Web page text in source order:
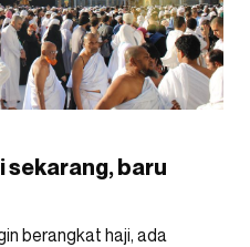
sekarang, baru
berangkat haji, ada